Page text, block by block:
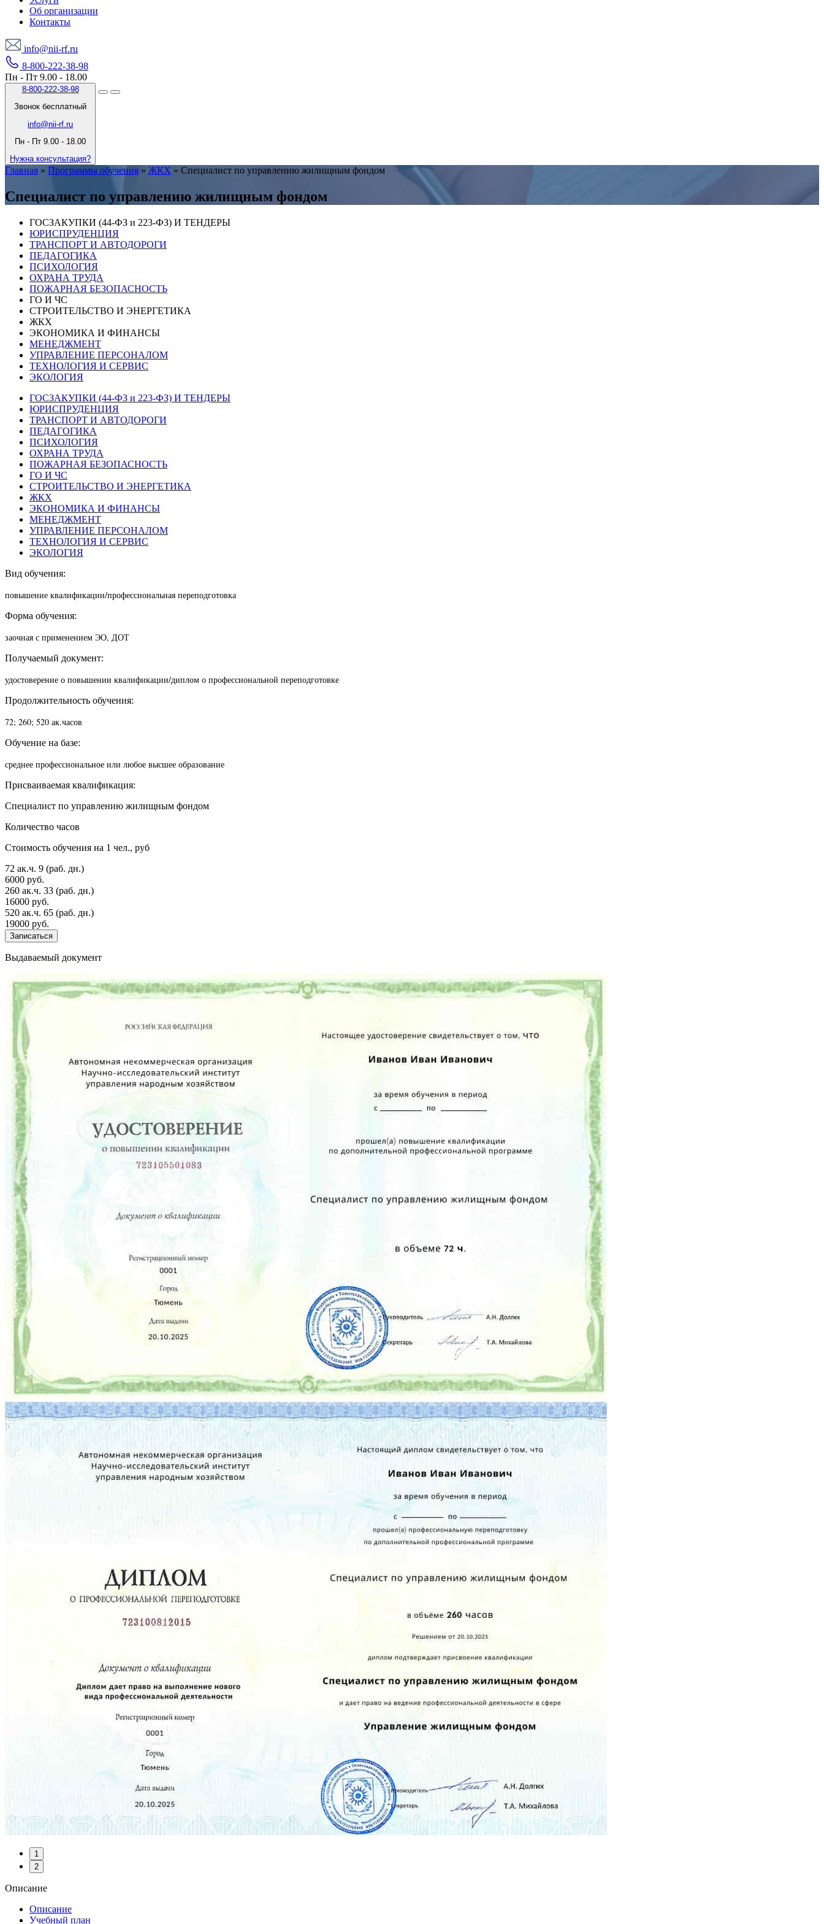
Об организации
Контакты
info@nii-rf.ru
8-800-222-38-98
Пн - Пт 9.00 - 18.00
8-800-222-38-98
Звонок бесплатный
info@nii-rf.ru
Пн - Пт 9.00 - 18.00
Нужна консультация?
Главная » Программы обучения » ЖКХ » Специалист по управлению жилищным фондом
Специалист по управлению жилищным фондом
ГОСЗАКУПКИ (44-ФЗ и 223-ФЗ) И ТЕНДЕРЫ
ЮРИСПРУДЕНЦИЯ
ТРАНСПОРТ И АВТОДОРОГИ
ПЕДАГОГИКА
ПСИХОЛОГИЯ
ОХРАНА ТРУДА
ПОЖАРНАЯ БЕЗОПАСНОСТЬ
ГО И ЧС
СТРОИТЕЛЬСТВО И ЭНЕРГЕТИКА
ЖКХ
ЭКОНОМИКА И ФИНАНСЫ
МЕНЕДЖМЕНТ
УПРАВЛЕНИЕ ПЕРСОНАЛОМ
ТЕХНОЛОГИЯ И СЕРВИС
ЭКОЛОГИЯ
ГОСЗАКУПКИ (44-ФЗ и 223-ФЗ) И ТЕНДЕРЫ
ЮРИСПРУДЕНЦИЯ
ТРАНСПОРТ И АВТОДОРОГИ
ПЕДАГОГИКА
ПСИХОЛОГИЯ
ОХРАНА ТРУДА
ПОЖАРНАЯ БЕЗОПАСНОСТЬ
ГО И ЧС
СТРОИТЕЛЬСТВО И ЭНЕРГЕТИКА
ЖКХ
ЭКОНОМИКА И ФИНАНСЫ
МЕНЕДЖМЕНТ
УПРАВЛЕНИЕ ПЕРСОНАЛОМ
ТЕХНОЛОГИЯ И СЕРВИС
ЭКОЛОГИЯ
Вид обучения:
повышение квалификации/профессиональная переподготовка
Форма обучения:
заочная с применением ЭО, ДОТ
Получаемый документ:
удостоверение о повышении квалификации/диплом о профессиональной переподготовке
Продолжительность обучения:
72; 260; 520 ак.часов
Обучение на базе:
среднее профессиональное или любое высшее образование
Присваиваемая квалификация:
Специалист по управлению жилищным фондом
Количество часов
Стоимость обучения на 1 чел., руб
72 ак.ч. 9 (раб. дн.)
6000 руб.
260 ак.ч. 33 (раб. дн.)
16000 руб.
520 ак.ч. 65 (раб. дн.)
19000 руб.
Записаться
Выдаваемый документ
1
2
Описание
Описание
Учебный план